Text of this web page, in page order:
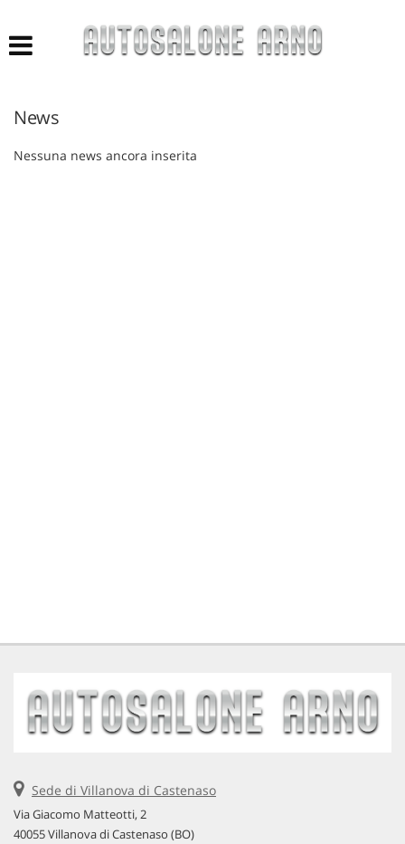
News
Nessuna news ancora inserita
Sede di Villanova di Castenaso
Via Giacomo Matteotti, 2
40055 Villanova di Castenaso (BO)